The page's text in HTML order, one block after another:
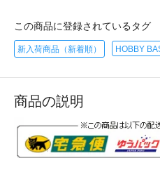
この商品に登録されているタグ
新入荷商品（新着順） HOBBY
商品の説明